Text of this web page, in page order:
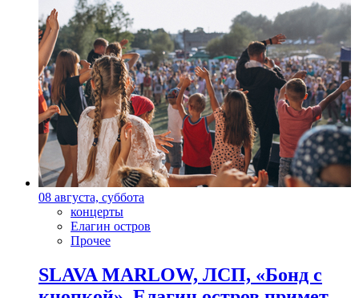
08 августа, суббота
концерты
Елагин остров
Прочее
SLAVA MARLOW, ЛСП, «Бонд с